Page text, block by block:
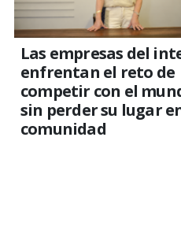
Las empresas del
enfrentan el reto de
competir con el
sin perder su lugar
comunidad